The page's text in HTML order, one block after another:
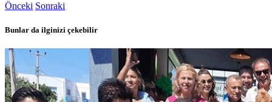
Önceki Sonraki
Bunlar da ilginizi çekebilir